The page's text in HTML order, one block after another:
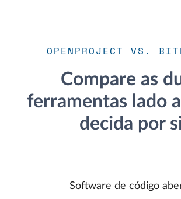
OPENPROJECT VS.
Compare as
ferramentas lado
decida por
Software de código